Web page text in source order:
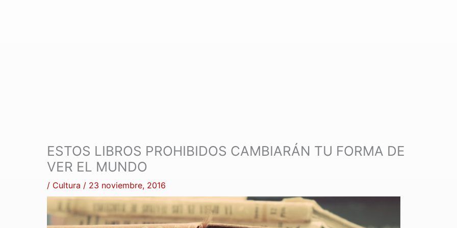
ESTOS LIBROS PROHIBIDOS CAMBIARÁN TU FORMA DE
VER EL MUNDO
/ Cultura / 23 noviembre, 2016